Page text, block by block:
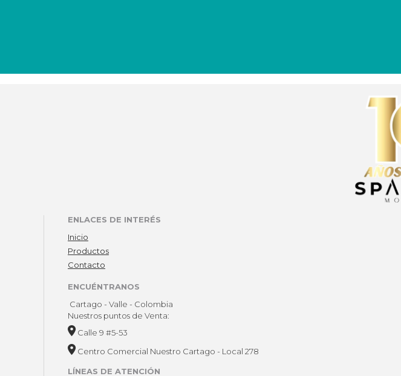
ENLACES DE INTERÉS
Inicio
Productos
Contacto
ENCUÉNTRANOS
Cartago - Valle - Colombia
Nuestros puntos de Venta:
Calle 9 #5-53
Centro Comercial Nuestro Cartago - Local 278
LÍNEAS DE ATENCIÓN